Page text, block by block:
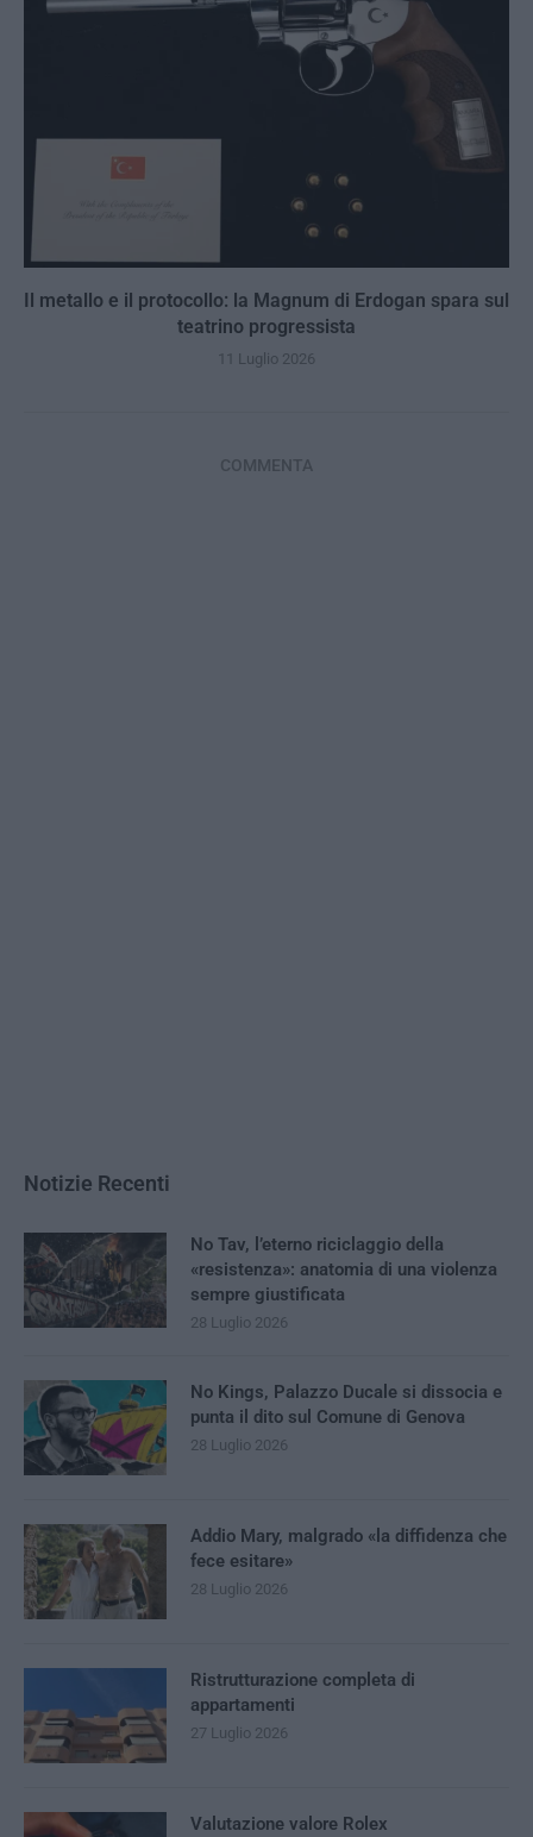
Il metallo e il protocollo: la Magnum di Erdogan spara sul
teatrino progressista
11 Luglio 2026
COMMENTA
Notizie Recenti
No Tav, l’eterno riciclaggio della
«resistenza»: anatomia di una violenza
sempre giustificata
28 Luglio 2026
No Kings, Palazzo Ducale si dissocia e
punta il dito sul Comune di Genova
28 Luglio 2026
Addio Mary, malgrado «la diffidenza che
fece esitare»
28 Luglio 2026
Ristrutturazione completa di
appartamenti
27 Luglio 2026
Valutazione valore Rolex